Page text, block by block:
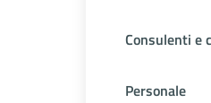
Consulenti e
Personale